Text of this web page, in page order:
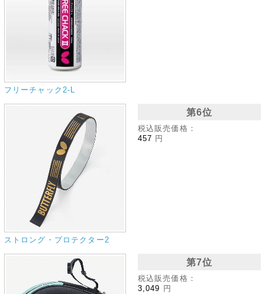
フリーチャック2‐L
第6位
税込販売価格：
457 円
ストロング・プロテクター2
第7位
税込販売価格：
3,049 円